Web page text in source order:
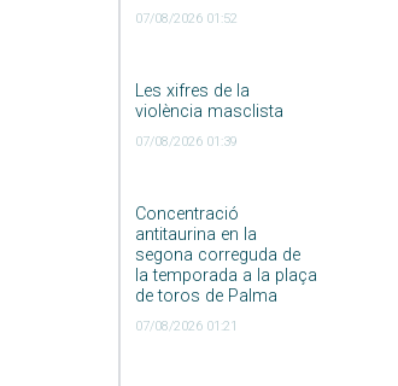
07/08/2026 01:52
Les xifres de la
violència masclista
07/08/2026 01:39
Concentració
antitaurina en la
segona correguda de
la temporada a la plaça
de toros de Palma
07/08/2026 01:21